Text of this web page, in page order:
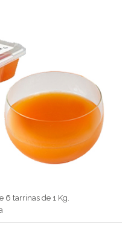
6 tarrinas de 1 Kg.